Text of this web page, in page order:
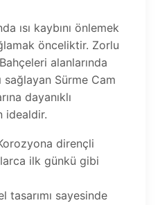
ısı kaybını önlemek
önceliktir. Zorlu
alanlarında
sağlayan Sürme Cam
dayanıklı
idealdir.
dirençli
ilk günkü gibi
tasarımı sayesinde